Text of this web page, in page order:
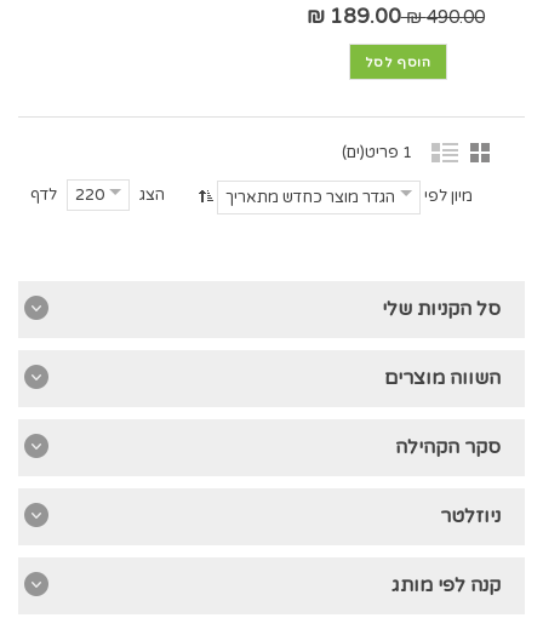
490.00 ₪
189.00 ₪
הוסף לסל
1 פריט(ים)
הצג 220 לדף מיון לפי הגדר מוצר כחדש מתאריך
סל הקניות שלי
השווה מוצרים
סקר הקהילה
ניוזלטר
קנה לפי מותג